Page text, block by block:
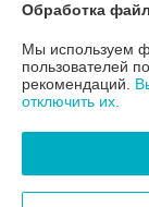
О нас
Контакты
Доставка и
Обработка
Мы используем
пользователей
рекомендаций.
отключить их.